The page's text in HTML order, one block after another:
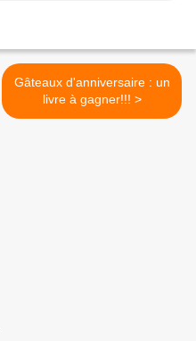
Gâteaux d'anniversaire : un
livre à gagner!!! >